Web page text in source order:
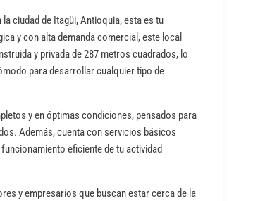
ciudad de Itagüi, Antioquia, esta es tu
y con alta demanda comercial, este local
y privada de 287 metros cuadrados, lo
para desarrollar cualquier tipo de
y en óptimas condiciones, pensados para
Además, cuenta con servicios básicos
eficiente de tu actividad
y empresarios que buscan estar cerca de la